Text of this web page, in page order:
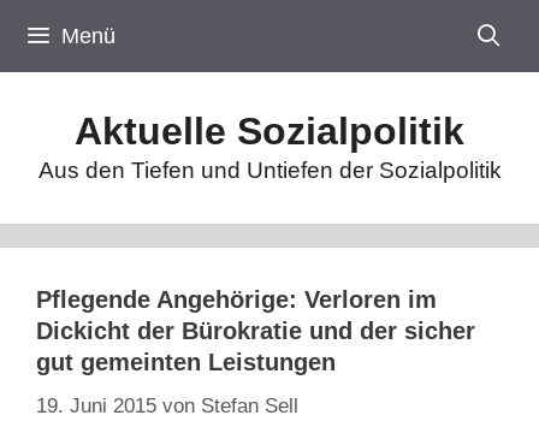
Inhalt
springen
Menü
Aktuelle Sozialpolitik
Aus den Tiefen und Untiefen der Sozialpolitik
Pflegende Angehörige: Verloren im
Dickicht der Bürokratie und der sicher
gut gemeinten Leistungen
19. Juni 2015 von Stefan Sell